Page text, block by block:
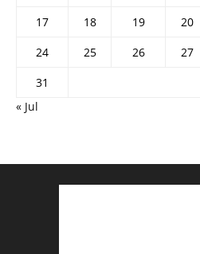
17
18 19 20
24
25 26 27
31
« Jul